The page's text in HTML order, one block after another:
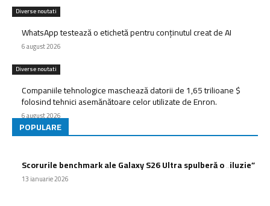
Diverse noutati
WhatsApp testează o etichetă pentru conținutul creat de AI
6 august 2026
Diverse noutati
Companiile tehnologice maschează datorii de 1,65 trilioane $
folosind tehnici asemănătoare celor utilizate de Enron.
6 august 2026
POPULARE
Scorurile benchmark ale Galaxy S26 Ultra spulberă o „iluzie”
13 ianuarie 2026